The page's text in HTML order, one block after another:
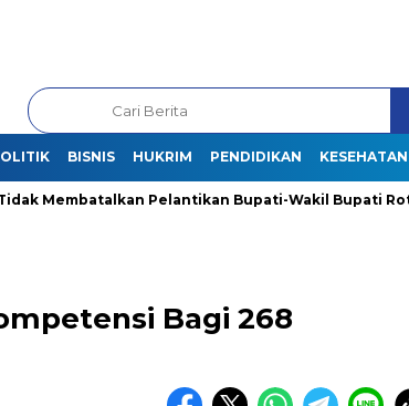
BISNIS HUKRIM PENDIDIKAN KESEHATAN
Pelantikan Bupati-Wakil Bupati Rote Ndao Terpilih
Bagi 268